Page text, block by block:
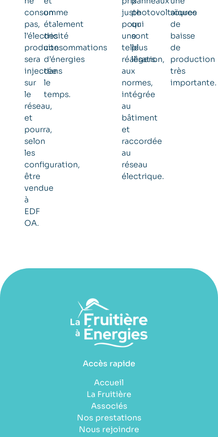
consomme
pas,
l’électricité
produite
sera
injectée
sur
le
réseau,
et
pourra,
selon
les
configuration,
être
vendue
à
EDF
OA.
un
étalement
des
consommations
d’énergies
dans
le
temps.
juste
pour
une
telle
réalisation,
aux
normes,
intégrée
au
bâtiment
et
raccordée
au
réseau
électrique.
photovoltaïques
qui
sont
plus
légers.
source
de
baisse
de
production
très
importante.
Accès rapide
Accueil
La Fruitière
Associés
Nos prestations
Nous rejoindre